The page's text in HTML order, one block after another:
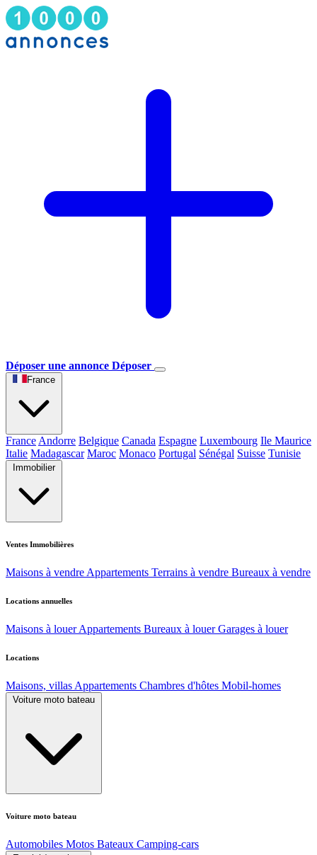
Déposer une annonce Déposer
France
France Andorre Belgique Canada Espagne Luxembourg Ile Maurice
Italie Madagascar Maroc Monaco Portugal Sénégal Suisse Tunisie
Immobilier
Ventes Immobilières
Maisons à vendre Appartements Terrains à vendre Bureaux à vendre
Locations annuelles
Maisons à louer Appartements Bureaux à louer Garages à louer
Locations
Maisons, villas Appartements Chambres d'hôtes Mobil-homes
Voiture moto bateau
Voiture moto bateau
Automobiles Motos Bateaux Camping-cars